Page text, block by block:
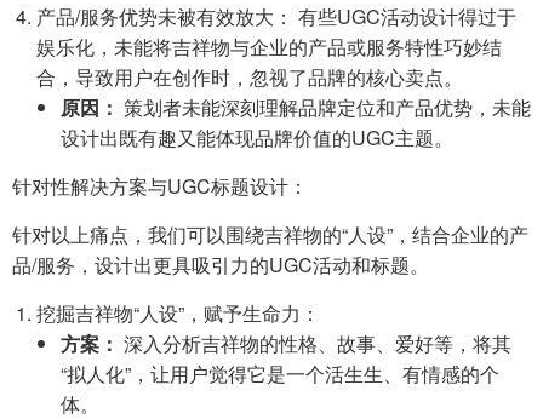
产品/服务优势未被有效放大： 有些UGC活动设计得过于
娱乐化，未能将吉祥物与企业的产品或服务特性巧妙结
合，导致用户在创作时，忽视了品牌的核心卖点。
原因： 策划者未能深刻理解品牌定位和产品优势，未能
设计出既有趣又能体现品牌价值的UGC主题。
针对性解决方案与UGC标题设计：
针对以上痛点，我们可以围绕吉祥物的“人设”，结合企业的产
品/服务，设计出更具吸引力的UGC活动和标题。
挖掘吉祥物“人设”，赋予生命力：
方案： 深入分析吉祥物的性格、故事、爱好等，将其
“拟人化”，让用户觉得它是一个活生生、有情感的个
体。